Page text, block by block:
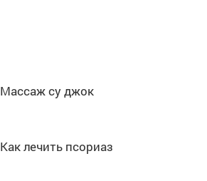
Массаж су джок
Как лечить псориаз